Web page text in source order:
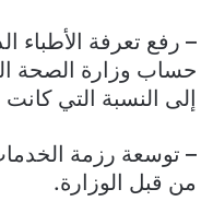
– رفع تعرفة الأطباء
حساب وزارة الصحة
إلى النسبة التي كانت
– توسعة رزمة
من قبل الوزارة.